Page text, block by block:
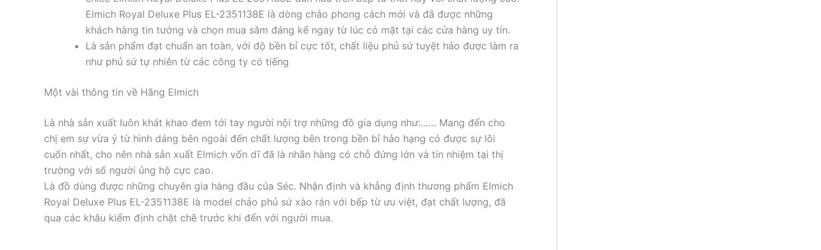
Elmich Royal Deluxe Plus EL-2351138E là dòng chảo phong cách mới và đã được những
khách hàng tin tưởng và chọn mua sắm đáng kể ngay từ lúc có mặt tại các cửa hàng uy tín.
Là sản phẩm đạt chuẩn an toàn, với độ bền bỉ cực tốt, chất liệu phủ sứ tuyệt hảo được làm ra
như phủ sứ tự nhiên từ các công ty có tiếng
Một vài thông tin về Hãng Elmich
Là nhà sản xuất luôn khát khao đem tới tay người nội trợ những đồ gia dụng như:…… Mang đến cho
chị em sự vừa ý từ hình dáng bên ngoài đến chất lượng bên trong bền bỉ hảo hạng có được sự lôi
cuốn nhất, cho nên nhà sản xuất Elmich vốn dĩ đã là nhãn hàng có chỗ đứng lớn và tín nhiệm tại thị
trường với số người ủng hộ cực cao.
Là đồ dùng được những chuyên gia hàng đầu của Séc. Nhận định và khẳng định thương phẩm Elmich
Royal Deluxe Plus EL-2351138E là model chảo phủ sứ xào rán với bếp từ ưu việt, đạt chất lượng, đã
qua các khâu kiểm định chặt chẽ trước khi đến với người mua.